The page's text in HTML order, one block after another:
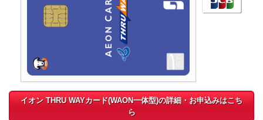
イオン THRU WAYカード(WAON一体型)の詳細・お申込みはこち
ら